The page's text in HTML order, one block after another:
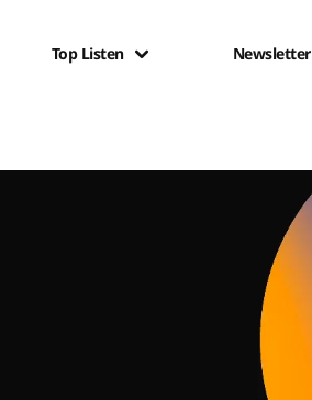
Top Listen Newsletter